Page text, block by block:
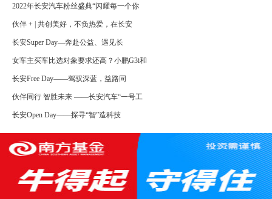
2022年长安汽车粉丝盛典“闪耀每一个你
伙伴 + | 共创美好，不负热爱，在长安
长安Super Day—奔赴公益、遇见长
女车主买车比选对象要求还高？小鹏G3i和
长安Free Day——驾驭深蓝，益路同
伙伴同行 智胜未来 ——长安汽车“一号工
长安Open Day——探寻“智”造科技